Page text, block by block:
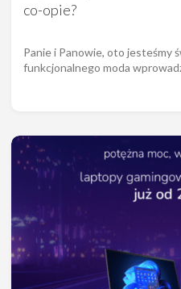
co-opie?
Panie i Panowie, oto jesteśmy
funkcjonalnego moda